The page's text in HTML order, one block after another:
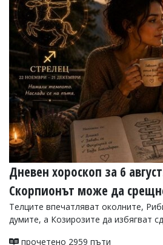
Коментарите
под
статиите
въвеждат
от
читателите
редакцията
носи
отговорност
за
тях!
Ако
откриете
обиден
за
вас
коментар,
сигнализирайте
Дневен хороскоп за 6
Скорпионът може да
Телците впечатляват околните,
думите, а Козирозите да избягват
прочетено 2959 пъти